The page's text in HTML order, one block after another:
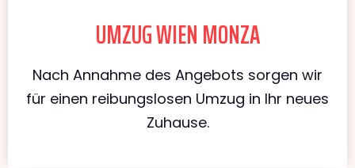
UMZUG WIEN MONZA
Nach Annahme des Angebots sorgen wir
für einen reibungslosen Umzug in Ihr neues
Zuhause.